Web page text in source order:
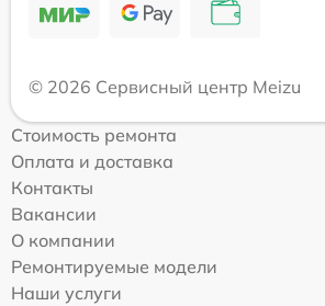
© 2026 Сервисный центр Meizu
Стоимость ремонта
Оплата и доставка
Контакты
Вакансии
О компании
Ремонтируемые модели
Наши услуги